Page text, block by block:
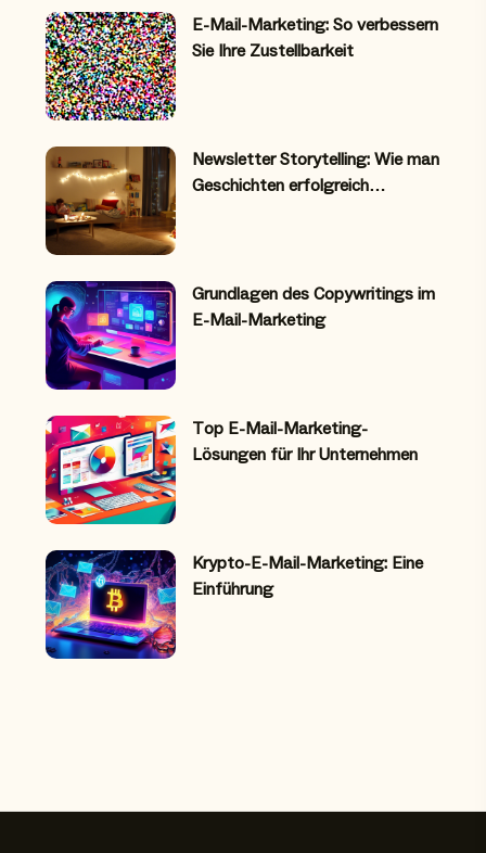
E-Mail-Marketing: So verbessern
Sie Ihre Zustellbarkeit
Newsletter Storytelling: Wie man
Geschichten erfolgreich…
Grundlagen des Copywritings im
E-Mail-Marketing
Top E-Mail-Marketing-
Lösungen für Ihr Unternehmen
Krypto-E-Mail-Marketing: Eine
Einführung